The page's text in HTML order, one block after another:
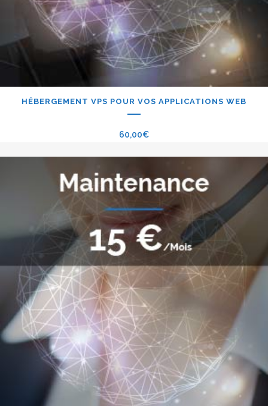
HÉBERGEMENT VPS POUR VOS APPLICATIONS WEB
60,00€